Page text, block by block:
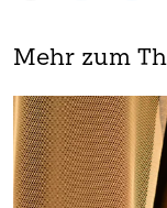
Mehr zum